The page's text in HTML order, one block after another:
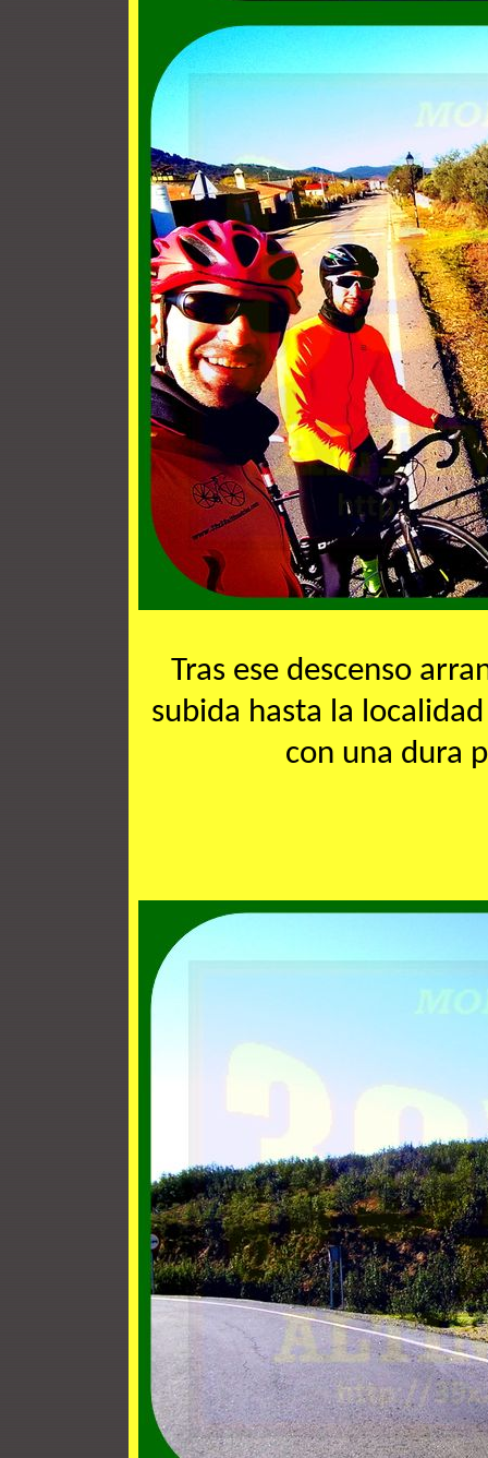
Tras ese descenso
subida hasta la
con una dura